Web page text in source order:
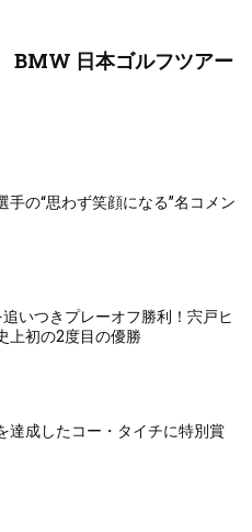
BMW 日本ゴルフツアー
手の“思わず笑顔になる”名コメン
いつきプレーオフ勝利！宍戸ヒ
上初の2度目の優勝
達成したコー・タイチに特別賞